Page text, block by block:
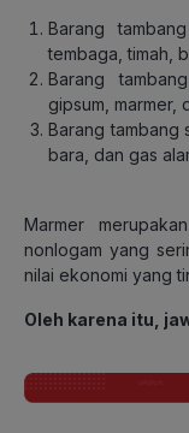
Barang
tembaga, timah,
Barang
gipsum, marmer,
Barang tambang
bara, dan gas
Marmer
nonlogam yang
nilai ekonomi yang
Oleh karena itu,